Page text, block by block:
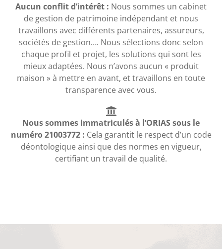
Aucun conflit d’intérêt : Nous sommes un cabinet
de gestion de patrimoine indépendant et nous
travaillons avec différents partenaires, assureurs,
sociétés de gestion…. Nous sélections donc selon
chaque profil et projet, les solutions qui sont les
mieux adaptées. Nous n’avons aucun « produit
maison » à mettre en avant, et travaillons en toute
transparence avec vous.
Nous sommes immatriculés à l’ORIAS sous le
numéro 21003772 : Cela garantit le respect d’un code
déontologique ainsi que des normes en vigueur,
certifiant un travail de qualité.